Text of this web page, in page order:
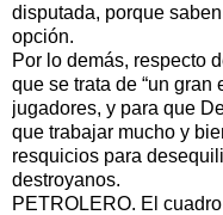
disputada, porque
opción.
Por lo demás, respecto
que se trata de “un
jugadores, y para que
que trabajar mucho y
resquicios para
destroyanos.
PETROLERO. El